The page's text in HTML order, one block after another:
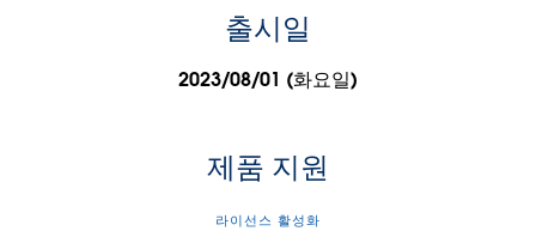
출시일
2023/08/01 (화요일)
제품 지원
라이선스 활성화